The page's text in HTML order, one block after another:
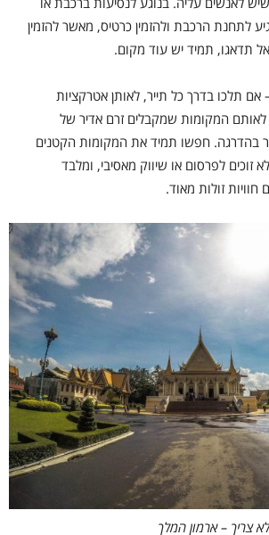
לתחנת הרכבת ולהזמין כרטיס, מאשר להזמין
תדאגו, תמיד יש עוד מקום.
אם תלכו בדרך כל תייר, לאותן אטרקציות
לאותם המקומות שמקבלים זרם אדיר של
בהדרגה. חפשו תמיד את המקומות הקטנים
זוכים לפרסום או שיווק מאסיבי, ומלבד
חוויות זולות מאוד.
צריך – ארמון המלך